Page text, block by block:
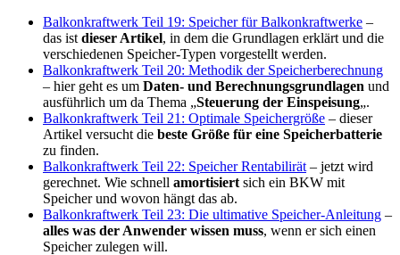
Balkonkraftwerk Teil 19: Speicher für Balkonkraftwerke –
das ist dieser Artikel, in dem die Grundlagen erklärt und die
verschiedenen Speicher-Typen vorgestellt werden.
Balkonkraftwerk Teil 20: Methodik der Speicherberechnung
– hier geht es um Daten- und Berechnungsgrundlagen und
ausführlich um da Thema „Steuerung der Einspeisung„.
Balkonkraftwerk Teil 21: Optimale Speichergröße – dieser
Artikel versucht die beste Größe für eine Speicherbatterie
zu finden.
Balkonkraftwerk Teil 22: Speicher Rentabilirät – jetzt wird
gerechnet. Wie schnell amortisiert sich ein BKW mit
Speicher und wovon hängt das ab.
Balkonkraftwerk Teil 23: Die ultimative Speicher-Anleitung –
alles was der Anwender wissen muss, wenn er sich einen
Speicher zulegen will.